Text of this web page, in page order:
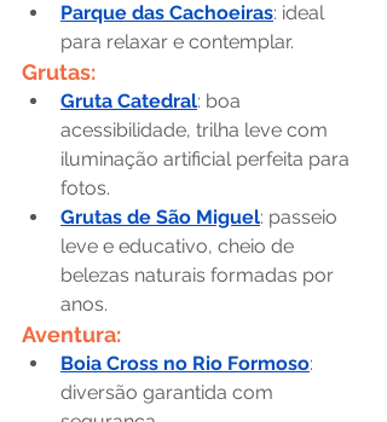
Parque das Cachoeiras: ideal
para relaxar e contemplar.
Grutas:
Gruta Catedral: boa
acessibilidade, trilha leve com
iluminação artificial perfeita para
fotos.
Grutas de São Miguel: passeio
leve e educativo, cheio de
belezas naturais formadas por
anos.
Aventura:
Boia Cross no Rio Formoso:
diversão garantida com